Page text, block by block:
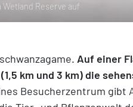
Wetland Reserve auf
Auf einer
km und 3 km) die
Besucherzentrum gibt